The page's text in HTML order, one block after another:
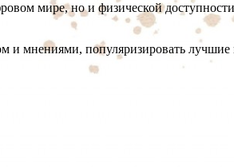
мире, но и физической
и мнениями, популяризировать